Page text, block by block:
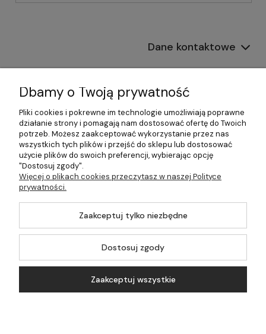
Dane kontaktowe
Informacje
Płatności i dostawa
Pomoc
Moje konto
©2026 Wszelkie Prawa Zastrzeżone | 499.pl - najlepszy sklep z
Dbamy o Twoją prywatność
Pliki cookies i pokrewne im technologie umożliwiają poprawne
działanie strony i pomagają nam dostosować ofertę do Twoich
potrzeb. Możesz zaakceptować wykorzystanie przez nas
wszystkich tych plików i przejść do sklepu lub dostosować
użycie plików do swoich preferencji, wybierając opcję
"Dostosuj zgody".
Więcej o plikach cookies przeczytasz w naszej Polityce
prywatności.
Zaakceptuj tylko niezbędne
Dostosuj zgody
Zaakceptuj wszystkie